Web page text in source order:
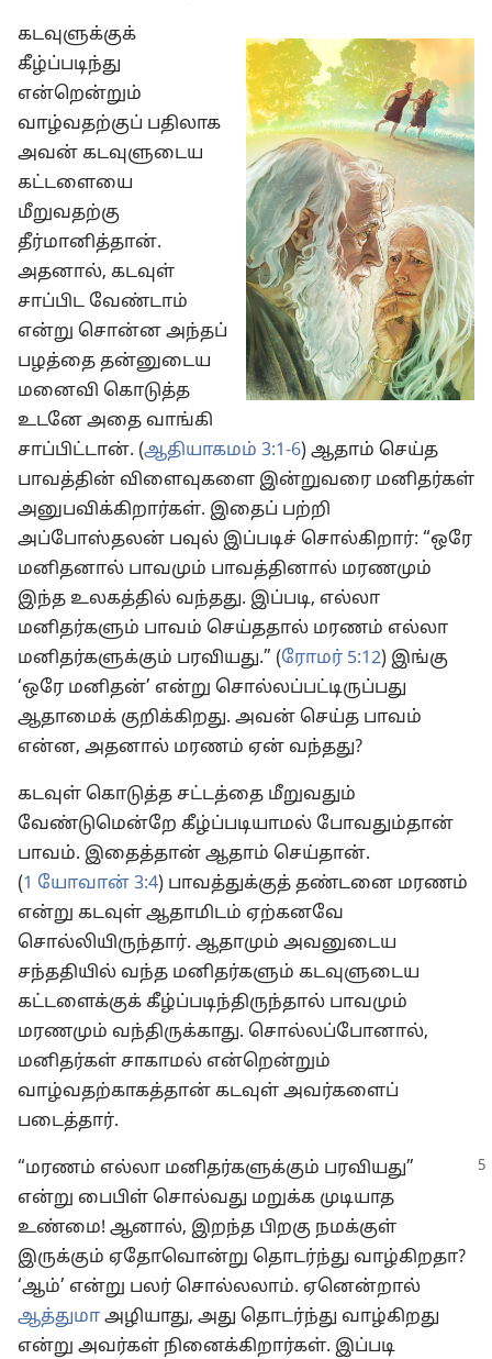
கடவுளுக்குக்
கீழ்ப்படிந்து
என்றென்றும்
வாழ்வதற்குப் பதிலாக
அவன் கடவுளுடைய
கட்டளையை
மீறுவதற்கு
தீர்மானித்தான்.
அதனால், கடவுள்
சாப்பிட வேண்டாம்
என்று சொன்ன அந்தப்
பழத்தை தன்னுடைய
மனைவி கொடுத்த
உடனே அதை வாங்கி
சாப்பிட்டான். (ஆதியாகமம் 3:1-6) ஆதாம் செய்த
பாவத்தின் விளைவுகளை இன்றுவரை மனிதர்கள்
அனுபவிக்கிறார்கள். இதைப் பற்றி
அப்போஸ்தலன் பவுல் இப்படிச் சொல்கிறார்: “ஒரே
மனிதனால் பாவமும் பாவத்தினால் மரணமும்
இந்த உலகத்தில் வந்தது. இப்படி, எல்லா
மனிதர்களும் பாவம் செய்ததால் மரணம் எல்லா
மனிதர்களுக்கும் பரவியது.” (ரோமர் 5:12) இங்கு
‘ஒரே மனிதன்’ என்று சொல்லப்பட்டிருப்பது
ஆதாமைக் குறிக்கிறது. அவன் செய்த பாவம்
என்ன, அதனால் மரணம் ஏன் வந்தது?
கடவுள் கொடுத்த சட்டத்தை மீறுவதும்
வேண்டுமென்றே கீழ்ப்படியாமல் போவதும்தான்
பாவம். இதைத்தான் ஆதாம் செய்தான்.
(1 யோவான் 3:4) பாவத்துக்குத் தண்டனை மரணம்
என்று கடவுள் ஆதாமிடம் ஏற்கனவே
சொல்லியிருந்தார். ஆதாமும் அவனுடைய
சந்ததியில் வந்த மனிதர்களும் கடவுளுடைய
கட்டளைக்குக் கீழ்ப்படிந்திருந்தால் பாவமும்
மரணமும் வந்திருக்காது. சொல்லப்போனால்,
மனிதர்கள் சாகாமல் என்றென்றும்
வாழ்வதற்காகத்தான் கடவுள் அவர்களைப்
படைத்தார்.
“மரணம் எல்லா மனிதர்களுக்கும் பரவியது”
என்று பைபிள் சொல்வது மறுக்க முடியாத
உண்மை! ஆனால், இறந்த பிறகு நமக்குள்
இருக்கும் ஏதோவொன்று தொடர்ந்து வாழ்கிறதா?
‘ஆம்’ என்று பலர் சொல்லலாம். ஏனென்றால்
ஆத்துமா அழியாது, அது தொடர்ந்து வாழ்கிறது
என்று அவர்கள் நினைக்கிறார்கள். இப்படி